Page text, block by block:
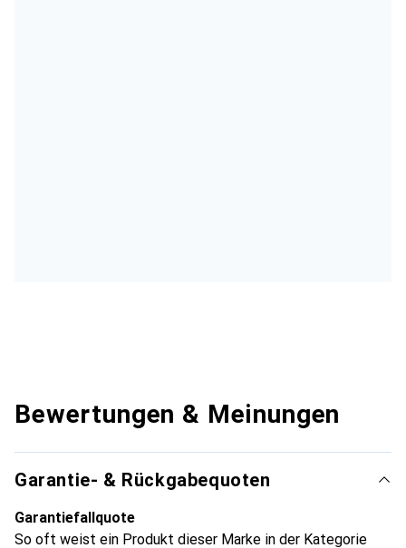
Bewertungen & Meinungen
Garantie- & Rückgabequoten
Garantiefallquote
So oft weist ein Produkt dieser Marke in der Kategorie